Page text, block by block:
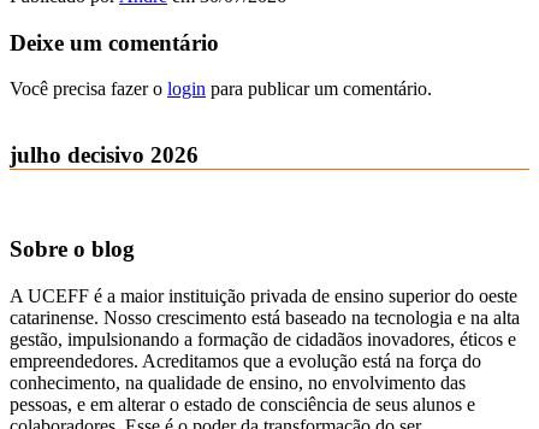
Deixe um comentário
Você precisa fazer o login para publicar um comentário.
julho decisivo 2026
Sobre o blog
A UCEFF é a maior instituição privada de ensino superior do oeste
catarinense. Nosso crescimento está baseado na tecnologia e na alta
gestão, impulsionando a formação de cidadãos inovadores, éticos e
empreendedores. Acreditamos que a evolução está na força do
conhecimento, na qualidade de ensino, no envolvimento das
pessoas, e em alterar o estado de consciência de seus alunos e